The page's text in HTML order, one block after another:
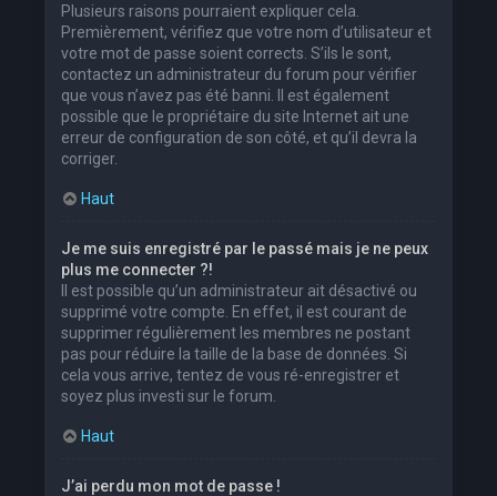
Plusieurs raisons pourraient expliquer cela.
Premièrement, vérifiez que votre nom d’utilisateur et
votre mot de passe soient corrects. S’ils le sont,
contactez un administrateur du forum pour vérifier
que vous n’avez pas été banni. Il est également
possible que le propriétaire du site Internet ait une
erreur de configuration de son côté, et qu’il devra la
corriger.
Haut
Je me suis enregistré par le passé mais je ne peux
plus me connecter ?!
Il est possible qu’un administrateur ait désactivé ou
supprimé votre compte. En effet, il est courant de
supprimer régulièrement les membres ne postant
pas pour réduire la taille de la base de données. Si
cela vous arrive, tentez de vous ré-enregistrer et
soyez plus investi sur le forum.
Haut
J’ai perdu mon mot de passe !